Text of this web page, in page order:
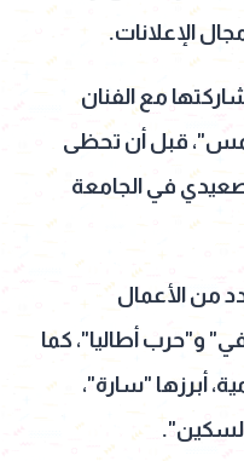
الإعلانات.
مع الفنان
قبل أن تحظى
في الجامعة
من الأعمال
و"حرب أطاليا"، كما
أبرزها "سارة"،